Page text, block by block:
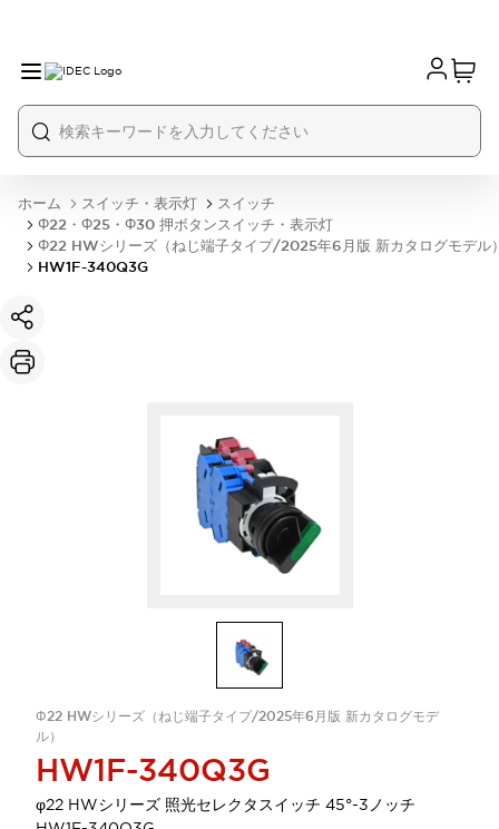
ホーム スイッチ・表示灯
スイッチ
Φ22・Φ25・Φ30 押ボタンスイッチ・表示灯
Φ22 HWシリーズ（ねじ端子タイプ/2025年6月版 新カタログモデル
HW1F-340Q3G
Φ22 HWシリーズ（ねじ端子タイプ/2025年6月版 新カタログモデ
ル）
HW1F-340Q3G
φ22 HWシリーズ 照光セレクタスイッチ 45°-3ノッチ